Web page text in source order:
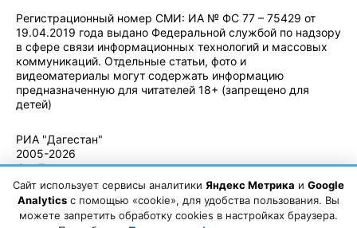
Регистрационный номер СМИ: ИА № ФС 77 – 75429 от
19.04.2019 года выдано Федеральной службой по надзору
в сфере связи информационных технологий и массовых
коммуникаций. Отдельные статьи, фото и
видеоматериалы могут содержать информацию
предназначенную для читателей 18+ (запрещено для
детей)
РИА "Дагестан"
2005-2026
© - Правила
использования
материалов.
Авторские
Сайт использует сервисы аналитики Яндекс Метрика и Google
Analytics с помощью «cookie», для удобства пользования. Вы
можете запретить обработку cookies в настройках браузера.